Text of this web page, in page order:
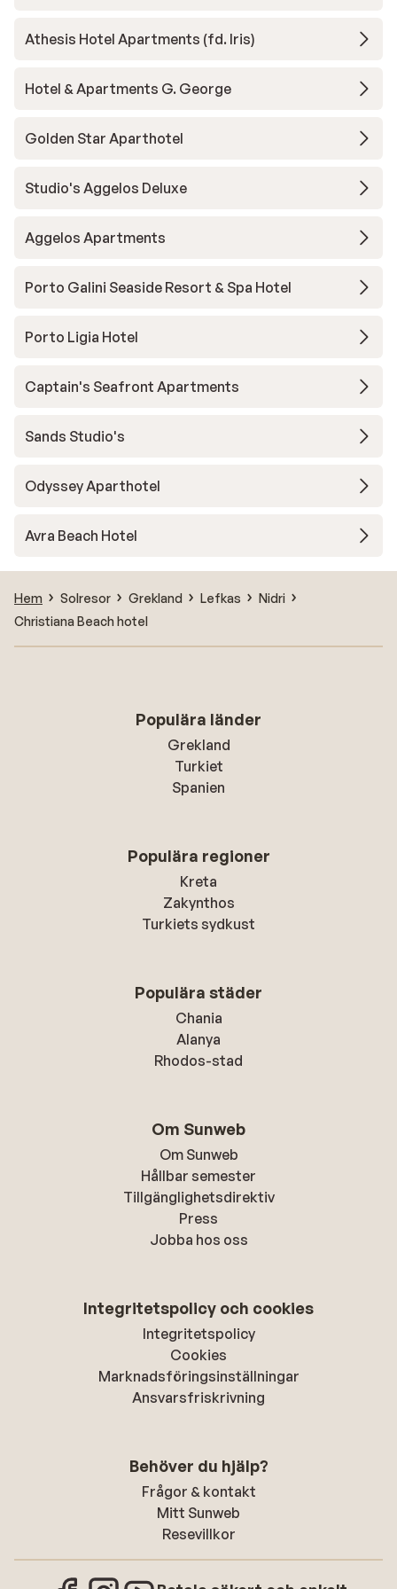
Athesis Hotel Apartments (fd. Iris)
Hotel & Apartments G. George
Golden Star Aparthotel
Studio's Aggelos Deluxe
Aggelos Apartments
Porto Galini Seaside Resort & Spa Hotel
Porto Ligia Hotel
Captain's Seafront Apartments
Sands Studio's
Odyssey Aparthotel
Avra Beach Hotel
Hem Solresor Grekland Lefkas
Nidri
Christiana Beach hotel
Populära länder
Grekland
Turkiet
Spanien
Populära regioner
Kreta
Zakynthos
Turkiets sydkust
Populära städer
Chania
Alanya
Rhodos-stad
Om Sunweb
Om Sunweb
Hållbar semester
Tillgänglighetsdirektiv
Press
Jobba hos oss
Integritetspolicy och cookies
Integritetspolicy
Cookies
Marknadsföringsinställningar
Ansvarsfriskrivning
Behöver du hjälp?
Frågor & kontakt
Mitt Sunweb
Resevillkor